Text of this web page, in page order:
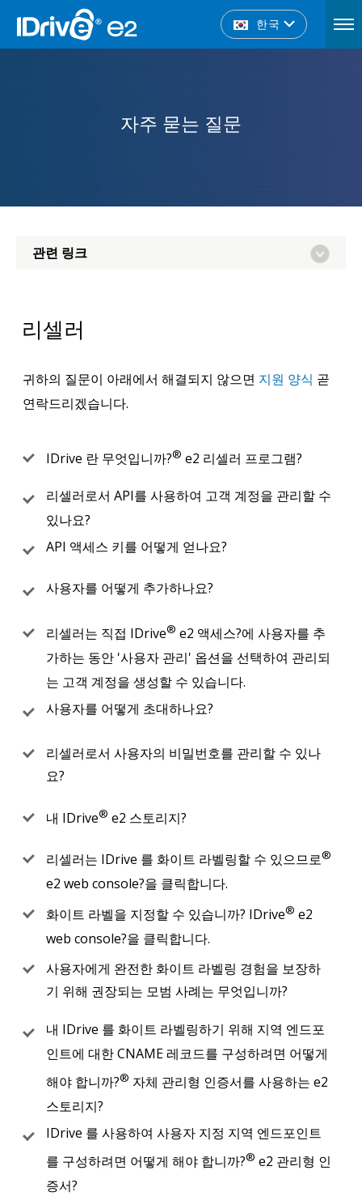
한국
자주 묻는 질문
관련 링크
리셀러
귀하의 질문이 아래에서 해결되지 않으면 지원 양식 곧
연락드리겠습니다.
IDrive 란 무엇입니까?® e2 리셀러 프로그램?
리셀러로서 API를 사용하여 고객 계정을 관리할 수
있나요?
API 액세스 키를 어떻게 얻나요?
사용자를 어떻게 추가하나요?
리셀러는 직접 IDrive® e2 액세스?에 사용자를 추
가하는 동안 '사용자 관리' 옵션을 선택하여 관리되
는 고객 계정을 생성할 수 있습니다.
사용자를 어떻게 초대하나요?
리셀러로서 사용자의 비밀번호를 관리할 수 있나
요?
내 IDrive® e2 스토리지?
리셀러는 IDrive 를 화이트 라벨링할 수 있으므로®
e2 web console?을 클릭합니다.
화이트 라벨을 지정할 수 있습니까? IDrive® e2
web console?을 클릭합니다.
사용자에게 완전한 화이트 라벨링 경험을 보장하
기 위해 권장되는 모범 사례는 무엇입니까?
내 IDrive 를 화이트 라벨링하기 위해 지역 엔드포
인트에 대한 CNAME 레코드를 구성하려면 어떻게
해야 합니까?® 자체 관리형 인증서를 사용하는 e2
스토리지?
IDrive 를 사용하여 사용자 지정 지역 엔드포인트
를 구성하려면 어떻게 해야 합니까?® e2 관리형 인
증서?